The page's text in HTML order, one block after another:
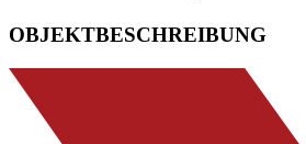
OBJEKTBESCHREIBUNG